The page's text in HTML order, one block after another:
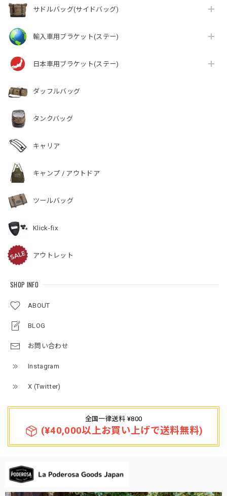
サドルバッグ(サイドバッグ)
輸入車用ブラケット(ステー)
日本車用ブラケット(ステー)
ダッフルバッグ
タンクバッグ
キャリア
キャンプ / アウトドア
ツールバッグ
Klick-fix
アウトレット
SHOP INFO
ABOUT
BLOG
お問い合わせ
Instagram
X (Twitter)
全国一律送料 ¥800
(¥40,000以上お買い上げで送料無料)